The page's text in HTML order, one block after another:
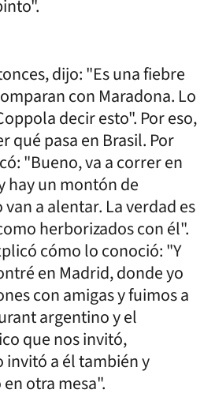
dijo: "Es una fiebre
con Maradona. Lo
decir esto". Por eso,
qué pasa en Brasil. Por
"Bueno, va a correr en
hay un montón de
a alentar. La verdad es
herborizados con él".
cómo lo conoció: "Y
en Madrid, donde yo
con amigas y fuimos a
argentino y el
que nos invitó,
a él también y
otra mesa".